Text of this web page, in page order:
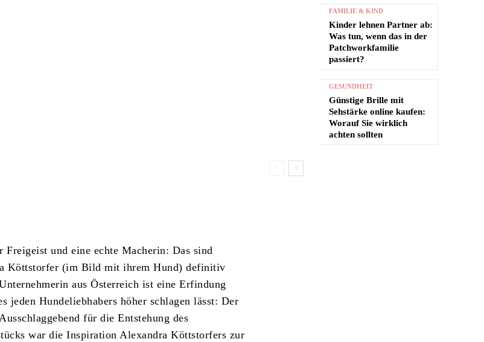
Freigeist und eine echte Macherin: Das sind
Köttstorfer (im Bild mit ihrem Hund) definitiv
aus Österreich ist eine Erfindung
jeden Hundeliebhabers höher schlagen lässt: Der
für die Entstehung des
war die Inspiration Alexandra Köttstorfers zur
FAMILIE & KIND
Kinder lehnen Partner ab:
Was tun, wenn das in der
Patchworkfamilie
passiert?
GESUNDHEIT
Günstige Brille mit
Sehstärke online kaufen:
Worauf Sie wirklich
achten sollten